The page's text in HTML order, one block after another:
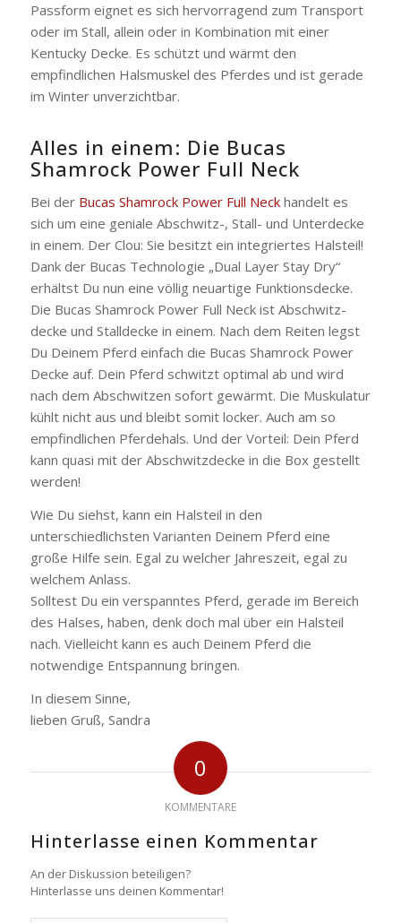
Passform eignet es sich hervorragend zum Transport
oder im Stall, allein oder in Kombination mit einer
Kentucky Decke. Es schützt und wärmt den
empfindlichen Halsmuskel des Pferdes und ist gerade
im Winter unverzichtbar.
Alles in einem: Die Bucas
Shamrock Power Full Neck
Bei der Bucas Shamrock Power Full Neckhandelt es
sich um eine geniale Abschwitz-, Stall- und Unterdecke
in einem. Der Clou: Sie besitzt ein integriertes Halsteil!
Dank der Bucas Technologie „Dual Layer Stay Dry“
erhältst Du nun eine völlig neuartige Funktionsdecke.
Die Bucas Shamrock Power Full Neck ist Abschwitz-
decke und Stalldecke in einem. Nach dem Reiten legst
Du Deinem Pferd einfach die Bucas Shamrock Power
Decke auf. Dein Pferd schwitzt optimal ab und wird
nach dem Abschwitzen sofort gewärmt. Die Muskulatur
kühlt nicht aus und bleibt somit locker. Auch am so
empfindlichen Pferdehals. Und der Vorteil: Dein Pferd
kann quasi mit der Abschwitzdecke in die Box gestellt
werden!
Wie Du siehst, kann ein Halsteil in den
unterschiedlichsten Varianten Deinem Pferd eine
große Hilfe sein. Egal zu welcher Jahreszeit, egal zu
welchem Anlass.
Solltest Du ein verspanntes Pferd, gerade im Bereich
des Halses, haben, denk doch mal über ein Halsteil
nach. Vielleicht kann es auch Deinem Pferd die
notwendige Entspannung bringen.
In diesem Sinne,
lieben Gruß, Sandra
0
KOMMENTARE
Hinterlasse einen Kommentar
An der Diskussion beteiligen?
Hinterlasse uns deinen Kommentar!